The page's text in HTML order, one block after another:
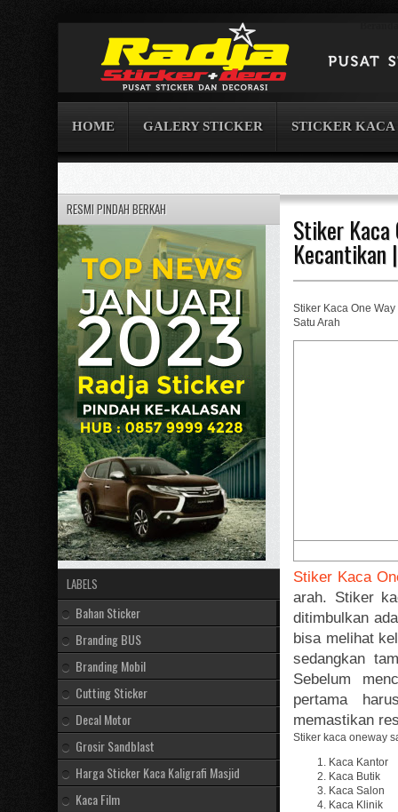
HOME GALERY STICKER STICKER KACA
Stiker Kaca
Kecantikan
Stiker Kaca One
Satu Arah
Stiker Kaca
arah. Stiker
ditimbulkan
bisa melihat
sedangkan
Sebelum
pertama
memastikan
Stiker kaca oneway
Kaca Kantor
Kaca Butik
Kaca Salon
Kaca Klinik
RESMI PINDAH BERKAH
LABELS
Bahan Sticker
Branding BUS
Branding Mobil
Cutting Sticker
Decal Motor
Grosir Sandblast
Harga Sticker Kaca Kaligrafi Masjid
Kaca Film